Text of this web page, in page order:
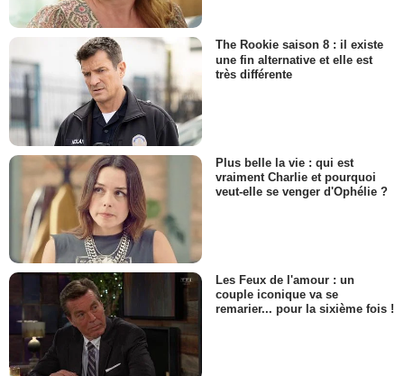
The Rookie saison 8 : il existe
une fin alternative et elle est
très différente
Plus belle la vie : qui est
vraiment Charlie et pourquoi
veut-elle se venger d'Ophélie ?
Les Feux de l'amour : un
couple iconique va se
remarier... pour la sixième fois !